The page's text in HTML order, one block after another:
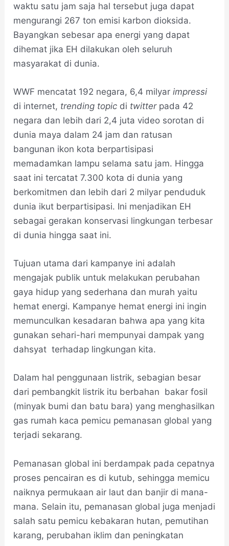
waktu satu jam saja hal tersebut juga dapat
mengurangi 267 ton emisi karbon dioksida.
Bayangkan sebesar apa energi yang dapat
dihemat jika EH dilakukan oleh seluruh
masyarakat di dunia.
WWF mencatat 192 negara, 6,4 milyarimpressi
di internet, trending topic di twitterpada 42
negara dan lebih dari 2,4 juta video sorotan di
dunia maya dalam 24 jam dan ratusan
bangunan ikon kota berpartisipasi
memadamkan lampu selama satu jam. Hingga
saat ini tercatat 7.300 kota di dunia yang
berkomitmen dan lebih dari 2 milyar penduduk
dunia ikut berpartisipasi. Ini menjadikan EH
sebagai gerakan konservasi lingkungan terbesar
di dunia hingga saat ini.
Tujuan utama dari kampanye ini adalah
mengajak publik untuk melakukan perubahan
gaya hidup yang sederhana dan murah yaitu
hemat energi. Kampanye hemat energi ini ingin
memunculkan kesadaran bahwa apa yang kita
gunakan sehari-hari mempunyai dampak yang
dahsyat terhadap lingkungan kita.
Dalam hal penggunaan listrik, sebagian besar
dari pembangkit listrik itu berbahan bakar fosil
(minyak bumi dan batu bara) yang menghasilkan
gas rumah kaca pemicu pemanasan global yang
terjadi sekarang.
Pemanasan global ini berdampak pada cepatnya
proses pencairan es di kutub, sehingga memicu
naiknya permukaan air laut dan banjir di mana-
mana. Selain itu, pemanasan global juga menjadi
salah satu pemicu kebakaran hutan, pemutihan
karang, perubahan iklim dan peningkatan